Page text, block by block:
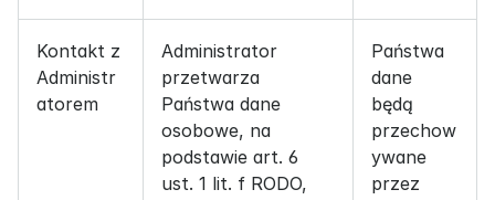
Kontakt z
Administr
atorem
Administrator
przetwarza
Państwa dane
osobowe, na
podstawie art. 6
ust. 1 lit. f RODO,
Państwa
dane
będą
przechow
ywane
przez